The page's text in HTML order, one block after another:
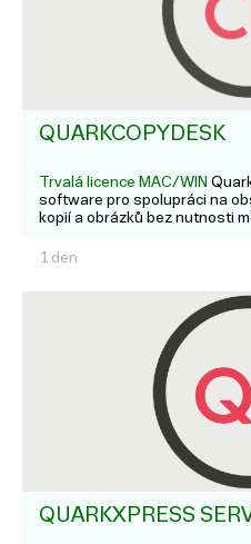
QUARKCOPYDESK
Trvalá licence MAC/WIN
software pro spolupráci na
kopií a obrázků bez nutnosti
podnadpisy, bloky textů,
1 den
QUARKXPRESS